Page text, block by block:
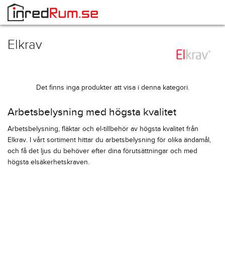
Elkrav
Det finns inga produkter att visa i denna kategori.
Arbetsbelysning med högsta kvalitet
Arbetsbelysning, fläktar och el-tillbehör av högsta kvalitet från
Elkrav. I vårt sortiment hittar du arbetsbelysning för olika ändamål,
och få det ljus du behöver efter dina förutsättningar och med
högsta elsäkerhetskraven.